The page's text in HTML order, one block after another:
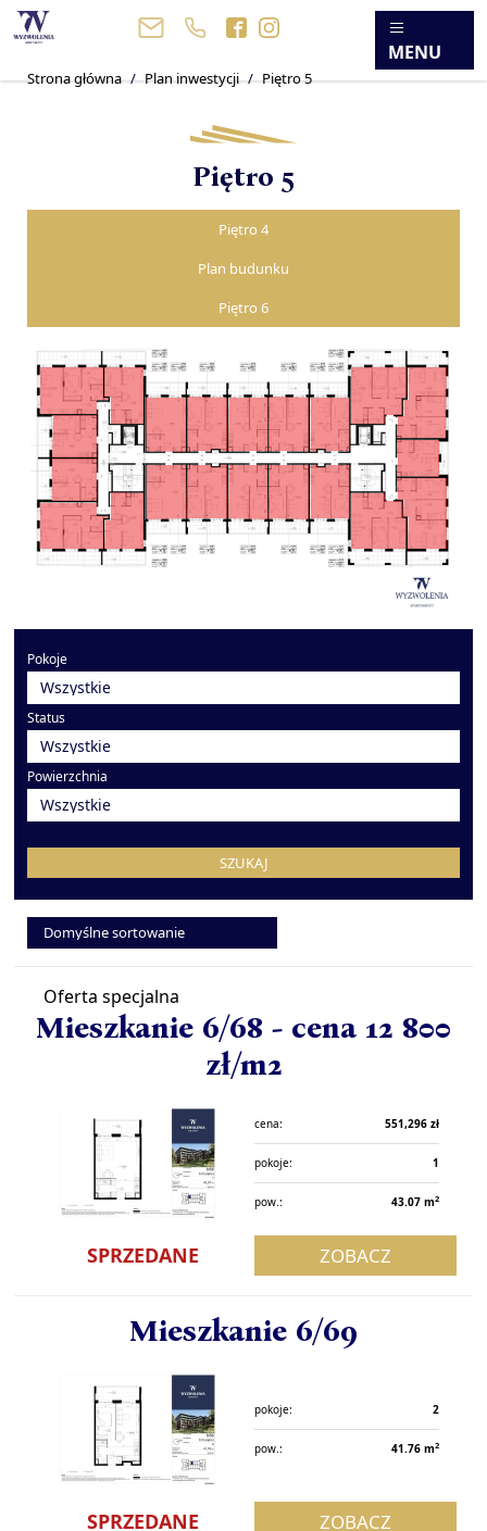
MENU
Strona główna Plan inwestycji Piętro 5
Piętro 5
Piętro 4
Plan budunku
Piętro 6
Pokoje
Status
Powierzchnia
SZUKAJ
Oferta specjalna
Mieszkanie 6/68 - cena 12 800
zł/m2
cena: 551,296 zł
pokoje: 1
pow.: 43.07 m2
SPRZEDANE ZOBACZ
Mieszkanie 6/69
pokoje: 2
pow.: 41.76 m2
SPRZEDANE ZOBACZ